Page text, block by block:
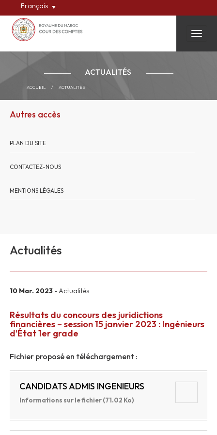
Français
ACTUALITÉS
ACCUEIL / ACTUALITÉS
Autres accès
PLAN DU SITE
CONTACTEZ-NOUS
MENTIONS LÉGALES
Actualités
10 Mar. 2023 - Actualités
Résultats du concours des juridictions
financières – session 15 janvier 2023 : Ingénieurs
d’État 1er grade
Fichier proposé en téléchargement :
CANDIDATS ADMIS INGENIEURS
Informations sur le fichier (71.02 Ko)